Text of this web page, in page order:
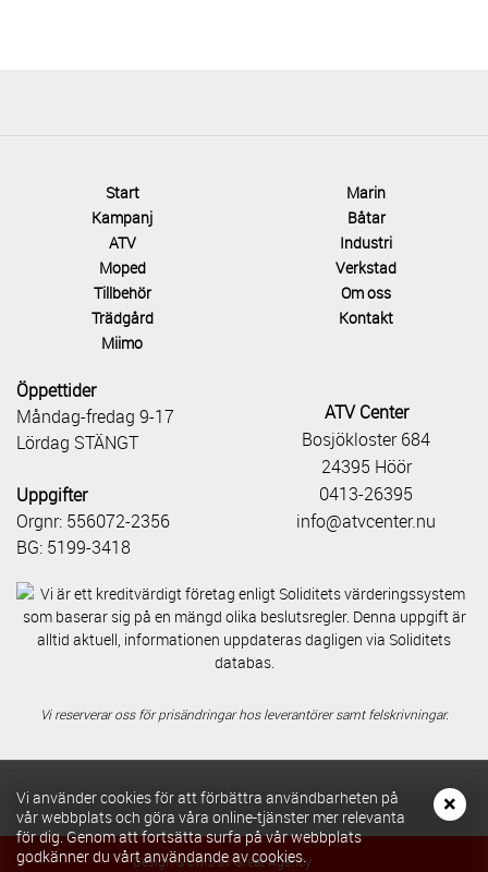
Vi använder cookies för att förbättra användbarheten på
vår webbplats och göra våra online-tjänster mer relevanta
för dig. Genom att fortsätta surfa på vår webbplats
godkänner du vårt användande av cookies.
×
Start
Kampanj
ATV
Moped
Tillbehör
Trädgård
Miimo
Marin
Båtar
Industri
Verkstad
Om oss
Kontakt
Öppettider
Måndag-fredag 9-17
Lördag STÄNGT
Uppgifter
Orgnr: 556072-2356
BG: 5199-3418
ATV Center
Bosjökloster 684
24395 Höör
0413-26395
info@atvcenter.nu
Vi reserverar oss för prisändringar hos leverantörer samt felskrivningar.
Design & CMS av Great Agency